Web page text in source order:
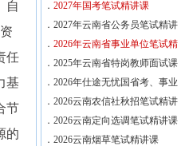
自
任
基
节
的
． 2027年国考笔试精讲课
． 2027年云南省公务员笔试精讲
． 2026年云南省事业单位笔试精
． 2025年云南省特岗教师面试课
． 2026年仕途无忧国省考、事业
． 2026云南农信社秋招笔试精讲
． 2026云南定向选调笔试精讲课
． 2026云南烟草笔试精讲课